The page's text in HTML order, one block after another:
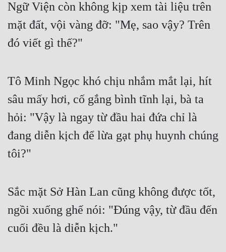
Ngữ Viện còn không kịp xem tài liệu trên
mặt đất, vội vàng đỡ: "Mẹ, sao vậy? Trên
đó viết gì thế?"
Tô Minh Ngọc khó chịu nhắm mắt lại, hít
sâu mấy hơi, cố gắng bình tĩnh lại, bà ta
hỏi: "Vậy là ngay từ đầu hai đứa chỉ là
đang diễn kịch để lừa gạt phụ huynh chúng
tôi?"
Sắc mặt Sở Hàn Lan cũng không được tốt,
ngồi xuống ghế nói: "Đúng vậy, từ đầu đến
cuối đều là diễn kịch."